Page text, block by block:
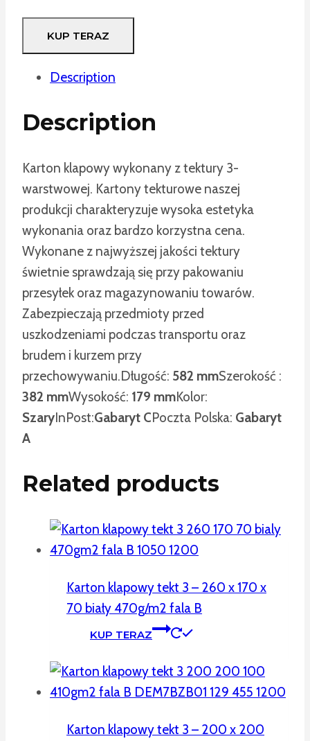
KUP TERAZ
Description
Description
Karton klapowy wykonany z tektury 3-
warstwowej. Kartony tekturowe naszej
produkcji charakteryzuje wysoka estetyka
wykonania oraz bardzo korzystna cena.
Wykonane z najwyższej jakości tektury
świetnie sprawdzają się przy pakowaniu
przesyłek oraz magazynowaniu towarów.
Zabezpieczają przedmioty przed
uszkodzeniami podczas transportu oraz
brudem i kurzem przy
przechowywaniu.Długość: 582 mmSzerokość :
382 mmWysokość: 179 mmKolor:
SzaryInPost:Gabaryt CPoczta Polska: Gabaryt
A
Related products
Karton klapowy tekt 3 – 260 x 170 x
70 biały 470g/m2 fala B
KUP TERAZ
Karton klapowy tekt 3 – 200 x 200